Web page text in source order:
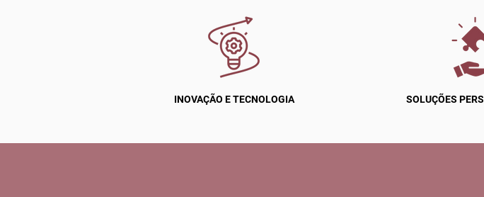
INOVAÇÃO E TECNOLOGIA SOLUÇÕES